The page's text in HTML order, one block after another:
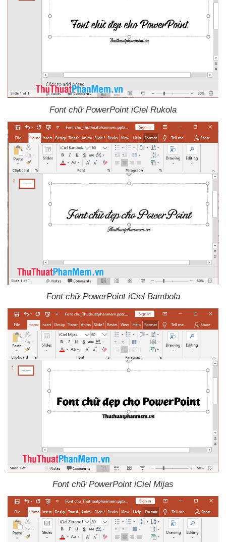
Font chữ PowerPoint iCiel Rukola
Font chữ PowerPoint iCiel Bambola
Font chữ PowerPoint iCiel Mijas